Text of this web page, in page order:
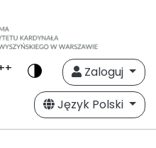
Zaloguj
Język Polski